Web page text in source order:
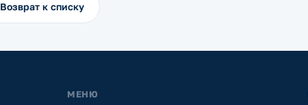
Возврат к списку
МЕНЮ